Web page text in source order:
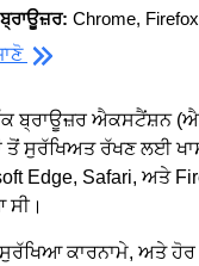
Chrome,
ਬ੍ਰਾਊਜ਼ਰ ਐਕਸਟੈਂਸ਼ਨ
ਤੋਂ ਸੁਰੱਖਿਅਤ ਰੱਖਣ ਲਈ
Edge, Safari, ਅਤੇ
ਸੀ।
ਸੁਰੱਖਿਆ ਕਾਰਨਾਮੇ, ਅਤੇ